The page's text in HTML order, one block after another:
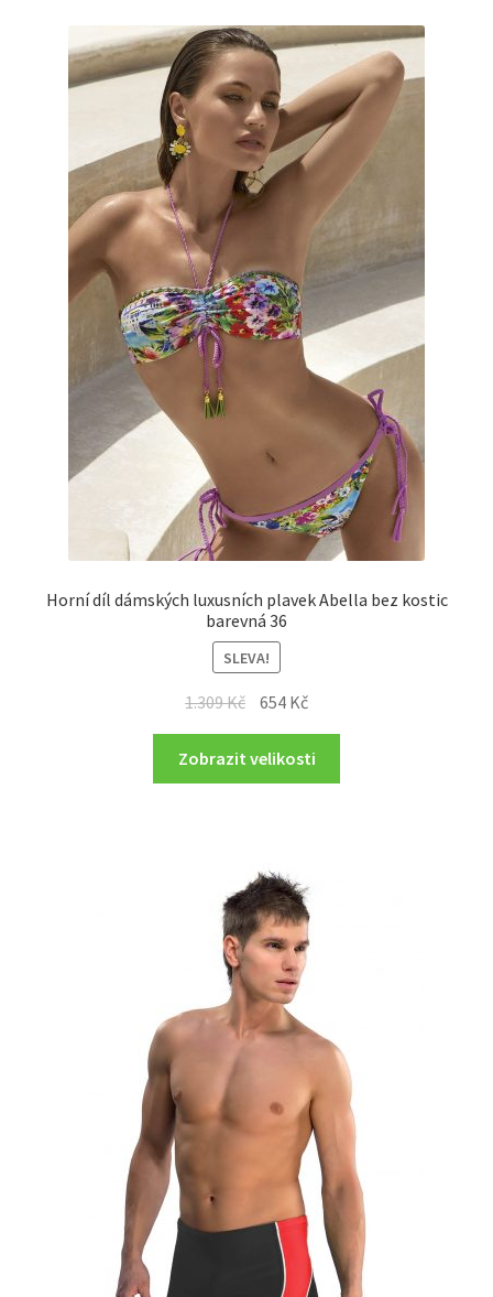
Horní díl dámských luxusních plavek Abella bez kostic
barevná 36
SLEVA!
1.309Kč
Original
price
was:
1.309 Kč.
654 KčCurrent
price
is:
654 Kč.
Zobrazit velikosti